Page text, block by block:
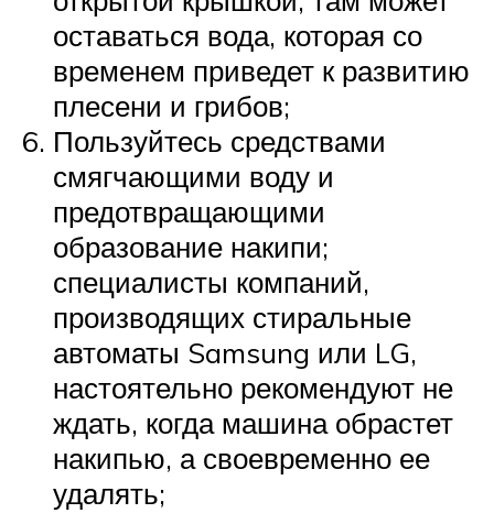
оставаться вода, которая со
временем приведет к развитию
плесени и грибов;
Пользуйтесь средствами
смягчающими воду и
предотвращающими
образование накипи;
специалисты компаний,
производящих стиральные
автоматы Samsung или LG,
настоятельно рекомендуют не
ждать, когда машина обрастет
накипью, а своевременно ее
удалять;